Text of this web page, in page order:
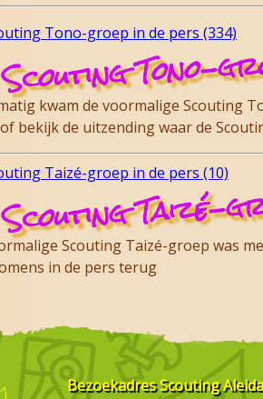
Tono-groep in de pers (334)
Tono-
kwam de voormalige Scouting
bekijk de uitzending waar de
Taizé-groep in de pers (10)
Taizé-
Scouting Taizé-groep was
in de pers terug
BezoekadresScouting